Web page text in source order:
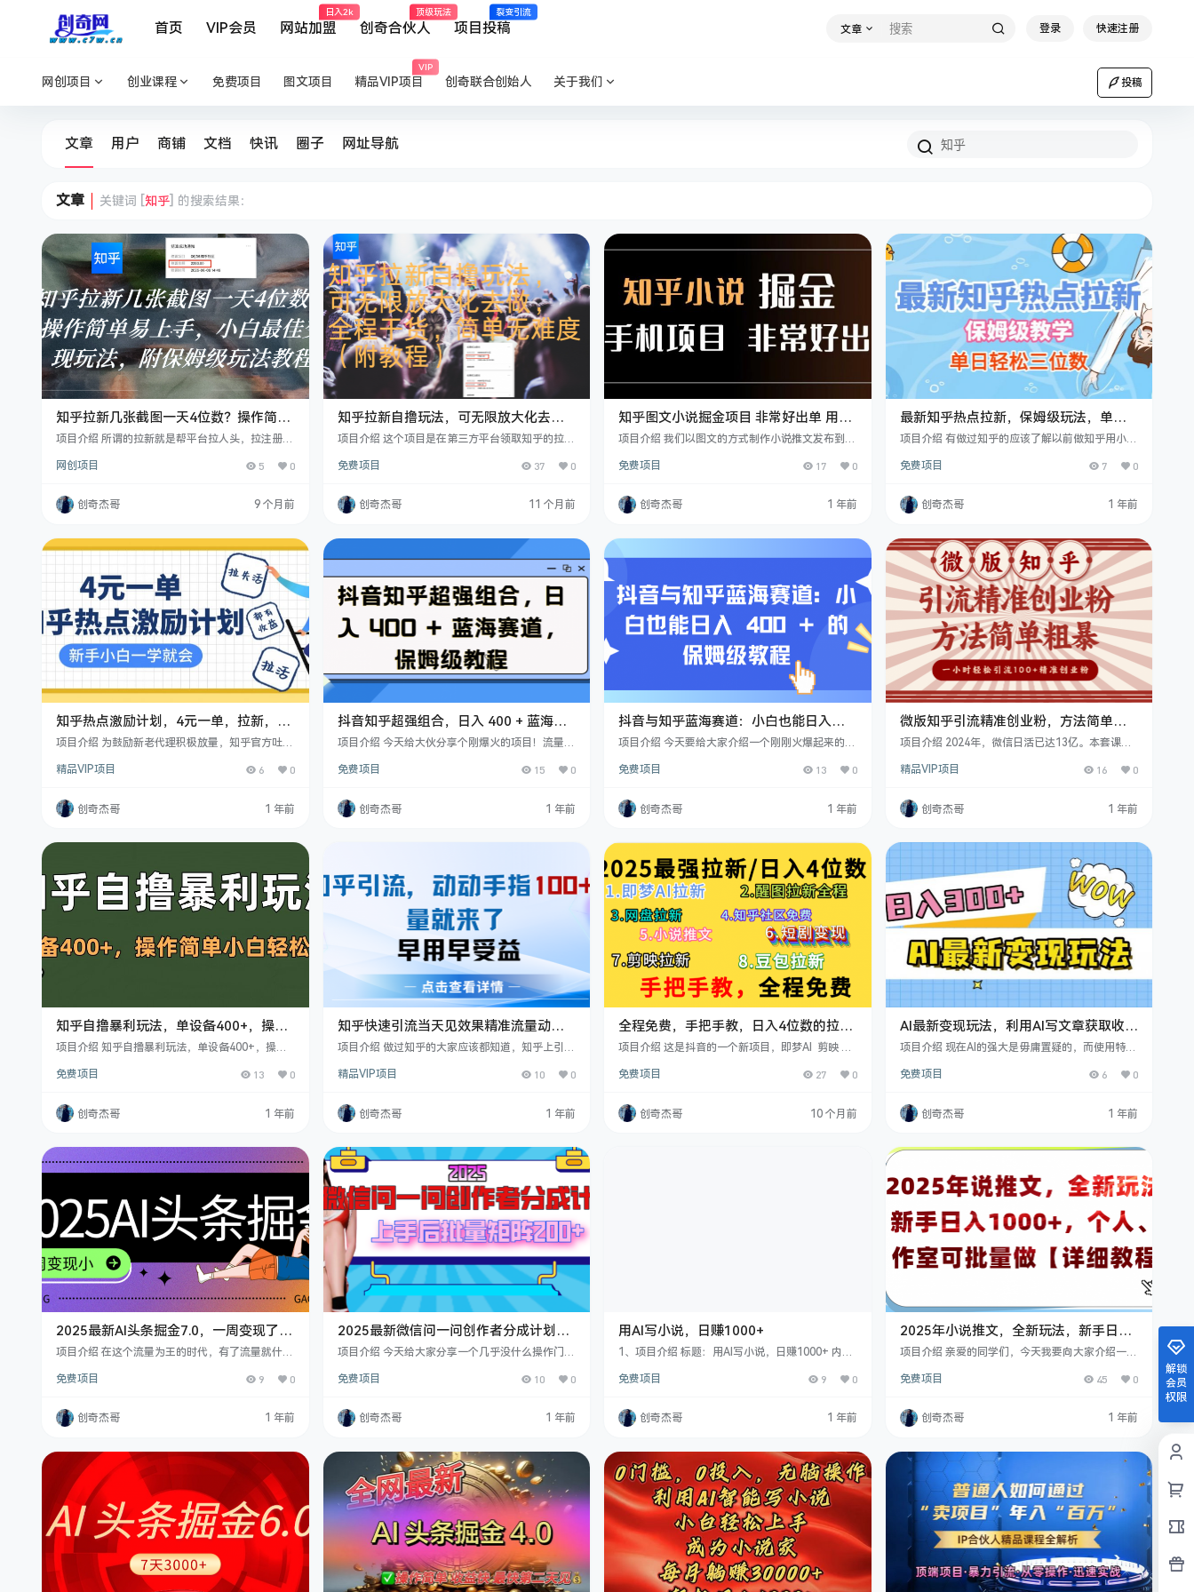
首页 VIP会员 网站加盟
日入2k
创奇合伙人
顶级玩法
项目投稿
裂变引流
文章 登录 快速注册
网创项目 创业课程 免费项目 图文项目 精品VIP项目
VIP
创奇联合创始人 关于我们 投稿
文章 用户 商铺 文档 快讯 圈子 网址导航
文章 关键词 [知乎] 的搜索结果：
知乎拉新几张截图一天4位数？操作简单
易上手，小白最佳变现玩法，附保姆级
项目介绍 所谓的拉新就是帮平台拉人头，拉注册，
乎优质免费内容，引导用户去知乎进行搜索关键词
容、学习资料等。 最后根据用户有效阅读，搜索你
的口令阅读知乎社区的文章，获得拉新拉活收益！
网创项目 5 0
创奇杰哥 9 个月前
知乎拉新自撸玩法，可无限放大化去
做，全程干货，简单无难度（附教程）
项目介绍 这个项目是在第三方平台领取知乎的拉新
益。 拉新一笔的佣金是8元，提现是直接在第三方
要3-5分钟，所以一天下来收益还是很可观的。 课
程目录 项目介绍 实操步骤 注意事项
免费项目 37 0
创奇杰哥 11 个月前
知乎图文小说掘金项目 非常好出单 用手
机就可以做 新手一天轻松500+
项目介绍 我们以图文的方式制作小说推文发布到抖
如果他想看后续的话，根据你提供的关键词跳到知
佣金一单能给到8.7元，新手想要出单快开始做的
时候准备3-5个号，这样能起到一个东边不亮西边
二节课 知乎小说第三节课 知乎小说第四节课
免费项目 17 0
创奇杰哥 1 年前
最新知乎热点拉新，保姆级玩法，单日
轻松日入三位数
项目介绍 有做过知乎的应该了解以前做知乎用小说
少，所以我们也是给很多新人小白想学习的，讲解
课程目录 知乎热点拉新 收益情况
免费项目 7 0
创奇杰哥 1 年前
知乎热点激励计划，4元一单，拉新，拉
失活，拉活，统统有收益，小白一学就
项目介绍 为鼓励新老代理积极放量，知乎官方吐血
励，博主赚赚赚不停。通过站外关键词引流，让用
效用户进行结算。 课程目录 知乎拉新上 知乎拉新
下
精品VIP项目 6 0
创奇杰哥 1 年前
抖音知乎超强组合，日入 400 + 蓝海赛
道，保姆级教程
项目介绍 今天给大伙分享个刚爆火的项目！流量超
目操作简单，熟练后五六分钟就能做一个，一部手
多种途径不愁没钱赚，当下正值红利期，别错过这
泼天富贵。项目所需软件、资源都打包好了，免费
免费项目 15 0
创奇杰哥 1 年前
抖音与知乎蓝海赛道：小白也能日入
400 + 的保姆级教程
项目介绍 今天要给大家介绍一个刚刚火爆起来的项
现，其中一条作品的播放量最高达到了 270 万呢！
练之后，只需要五六分钟就能完成一个。操作这个
项目也不复杂，只需要一部手机就可以了。在变现
的问题。这么好的项目，机会难得，现在正处于红
利阶段，大家一定要抓住。另外，项目所需要…
免费项目 13 0
创奇杰哥 1 年前
微版知乎引流精准创业粉，方法简单粗
暴，一小时轻松引流100+精准创业粉
项目介绍 2024年，微信日活已达13亿。本套课
用户基础的入口，“问一问”。 此平台提供了巨大的
机会，同时微信“问一问”已经成为一个有效的流量
获取工具，可以帮我们引流到公众号及视频号。 微
与公众号和视频号的紧密结合，为创作者提供了一
个有效的流量获取渠道。根据2023…
精品VIP项目 16 0
创奇杰哥 1 年前
知乎自撸暴利玩法，单设备400+，操作
简单小白轻松上手
项目介绍 知乎自撸暴利玩法，单设备400+，操作
+提现
免费项目 13 0
创奇杰哥 1 年前
知乎快速引流当天见效果精准流量动动
手指100+流量就快来了
项目介绍 做过知乎的大家应该都知道，知乎上引流
以我本人也非常注重知乎引流，自己也实操了几个
或三个好友很快就成交了，非常爽快！那么今天给
大家带来的这个玩法，略带些小聪明，手动无脑操
非常简单 课程目录 项目介绍 准备工作 项目实操 效
果展示
精品VIP项目 10 0
创奇杰哥 1 年前
全程免费，手把手教，日入4位数的拉新
项目，教会你免费使用各种AI软件，并
项目介绍 这是抖音的一个新项目，即梦AI 剪映 醒
账号每天花费20分钟就能日入四位数。即梦拉新是
量扶持，主要功能有文字生图片，图片生视频，AI
模仿等，只要抖音账号有五个粉丝就可以有拉新的
免费项目 27 0
创奇杰哥 10 个月前
AI最新变现玩法，利用AI写文章获取收
益，每天操作半个小时，实现被动收入
项目介绍 现在AI的强大是毋庸置疑的，而使用特殊
乎平台，现在这个平台的玩法比较蓝海，知道的人
准备工作及注意事项 项目具体实操
免费项目 6 0
创奇杰哥 1 年前
2025最新AI头条掘金7.0，一周变现了四
位数，操作很简单，小白上手很快（附
项目介绍 在这个流量为王的时代，有了流量就什么
让人看不过来，抖音、快手、微信、百度这些平台
把用户留住，而一些文字也是一样，他们需要大量
的文字、图文内容来留住用户，比如百度，知乎，
质的内容，平台就出了很多激励的政策，只要你的
文章有人看，平台就直接发钱！有用户阅读就给
你…
免费项目 9 0
创奇杰哥 1 年前
2025最新微信问一问创作者分成计划，
上手后批量矩阵日入200+
项目介绍 今天给大家分享一个几乎没什么操作门槛
分成计划，知道的人不多，这也是一个新的风口，
讯马化腾看到了百度以及知乎在这个领域拥有的流
量，所以他也眼红，不甘人后，也想开辟一个新的
着我的教程一步步走一天赚个30-50的外卖钱问题
还是不大的。 课程目录 微信问一问 如何进…
免费项目 10 0
创奇杰哥 1 年前
用AI写小说，日赚1000+
1、项目介绍 标题：用AI写小说，日赚1000+ 内
作出引人入胜的小说，还能借此月入过万？在 202
炙手可热的风口，哪怕是毫无写作经验的普通人，
也能借助 AI 的神奇力量，轻松踏入小说创作领
些关键的情节设定、人物特点等信息，它们便能在
短时间内快速生成高质量的…
免费项目 9 0
创奇杰哥 1 年前
2025年小说推文，全新玩法，新手日入
1000+，个人工作室可批量做【详细教
项目介绍 亲爱的同学们，今天我要向大家介绍一个
目。这是一个适合所有人参与的项目，无论你是学
目优势 简单易学：制作一条视频仅需5分钟，无需
复杂的技术或专业知识。 低门槛：新手友好，无需
现真正的“睡后收入”。 多平台推广：视频发布至抖
音等热门平台，轻松引流。 课程目录 …
免费项目 45 0
创奇杰哥 1 年前
解锁
会员
权限